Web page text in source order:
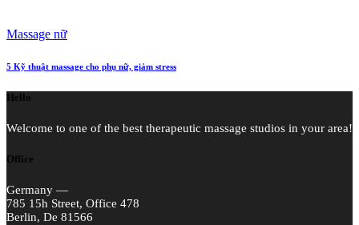
Massage nữ
5 Kỹ thuật massage cho phụ nữ, giảm stress
Hello
Welcome to one of the best therapeutic massage studios in your area!
Office
Germany —
785 15h Street, Office 478
Berlin, De 81566